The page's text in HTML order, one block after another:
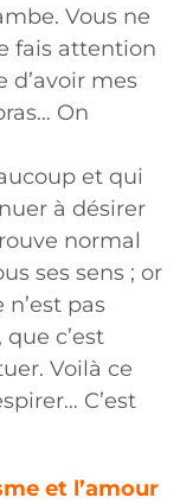
Vous ne
fais attention
d’avoir mes
On
et qui
à désirer
normal
ses sens ; or
pas
c’est
Voilà ce
C’est
et l’amour